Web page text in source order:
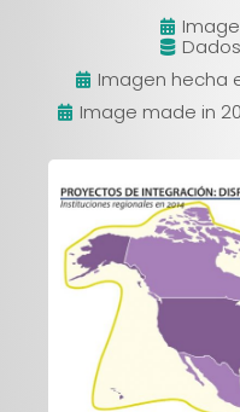
Imagen hecha
Image made in